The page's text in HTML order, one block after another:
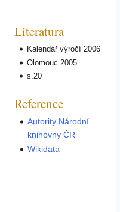
Literatura
Kalendář výročí 2006
Olomouc 2005
s.20
Reference
Autority Národní
knihovny ČR
Wikidata